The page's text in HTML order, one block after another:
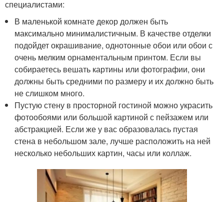
специалистами:
В маленькой комнате декор должен быть
максимально минималистичным. В качестве отделки
подойдет окрашивание, однотонные обои или обои с
очень мелким орнаментальным принтом. Если вы
собираетесь вешать картины или фотографии, они
должны быть средними по размеру и их должно быть
не слишком много.
Пустую стену в просторной гостиной можно украсить
фотообоями или большой картиной с пейзажем или
абстракцией. Если же у вас образовалась пустая
стена в небольшом зале, лучше расположить на ней
несколько небольших картин, часы или коллаж.